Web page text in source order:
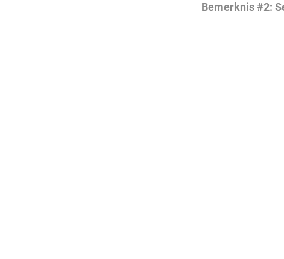
Bemerknis #2: